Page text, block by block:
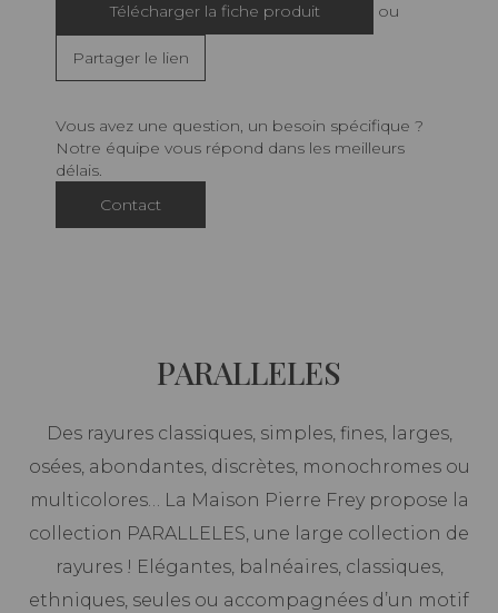
Télécharger la fiche produit ou
Partager le lien
Vous avez une question, un besoin spécifique ?
Notre équipe vous répond dans les meilleurs
délais.
Contact
PARALLELES
Des rayures classiques, simples, fines, larges,
osées, abondantes, discrètes, monochromes ou
multicolores… La Maison Pierre Frey propose la
collection PARALLELES, une large collection de
rayures ! Elégantes, balnéaires, classiques,
ethniques, seules ou accompagnées d’un motif